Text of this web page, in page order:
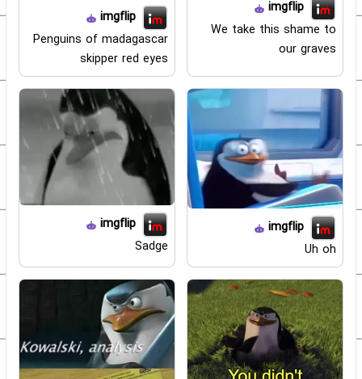
imgflip
We take this shame to
our graves
imgflip
Penguins of madagascar
skipper red eyes
imgflip
Uh oh
imgflip
Sadge